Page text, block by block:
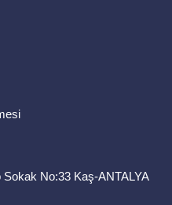
No:33 Kaş-ANTALYA